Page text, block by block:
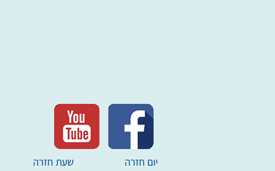
שעת חזרה יום חזרה